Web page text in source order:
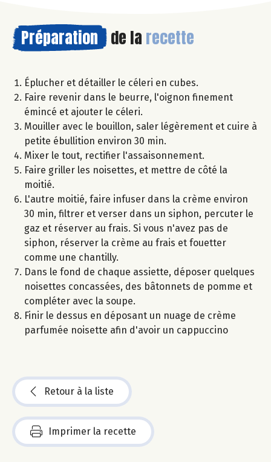
Préparation de la recette
Éplucher et détailler le céleri en cubes.
Faire revenir dans le beurre, l'oignon finement
émincé et ajouter le céleri.
Mouiller avec le bouillon, saler légèrement et cuire à
petite ébullition environ 30 min.
Mixer le tout, rectifier l'assaisonnement.
Faire griller les noisettes, et mettre de côté la
moitié.
L'autre moitié, faire infuser dans la crème environ
30 min, filtrer et verser dans un siphon, percuter le
gaz et réserver au frais. Si vous n'avez pas de
siphon, réserver la crème au frais et fouetter
comme une chantilly.
Dans le fond de chaque assiette, déposer quelques
noisettes concassées, des bâtonnets de pomme et
compléter avec la soupe.
Finir le dessus en déposant un nuage de crème
parfumée noisette afin d'avoir un cappuccino
Retour à la liste
Imprimer la recette